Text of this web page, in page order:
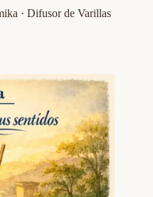
· Difusor de Varillas